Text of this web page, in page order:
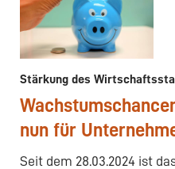
Stärkung des
nun für
Seit dem 28.03.2024 ist